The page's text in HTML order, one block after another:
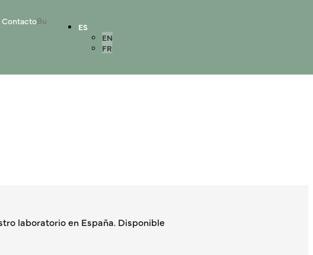
Contacto
ES
EN
FR
laboratorio en España. Disponible